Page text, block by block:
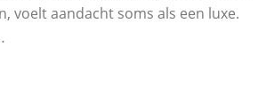
voelt aandacht soms als een luxe.